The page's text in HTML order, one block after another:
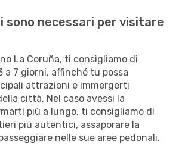
sono necessari per visitare
La Coruña, ti consigliamo di
a 7 giorni, affinché tu possa
attrazioni e immergerti
città. Nel caso avessi la
più a lungo, ti consigliamo di
più autentici, assaporare la
nelle sue aree pedonali.